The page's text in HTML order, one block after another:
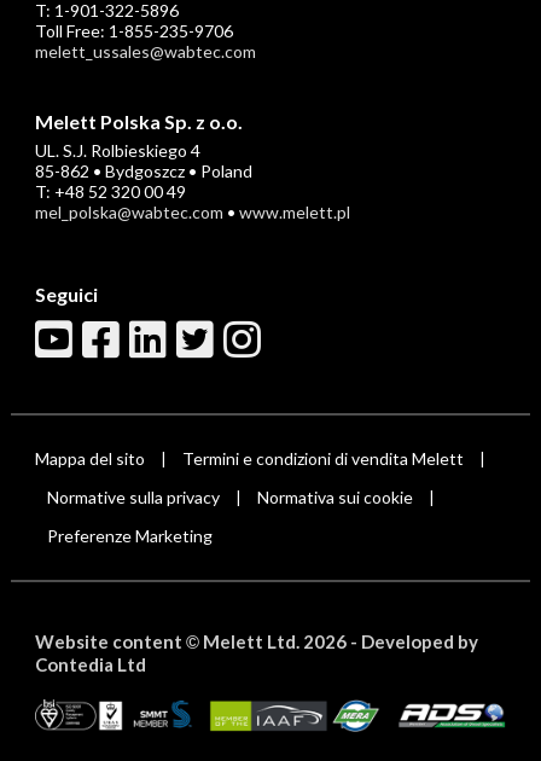
T: 1-901-322-5896
Toll Free: 1-855-235-9706
melett_ussales@wabtec.com
Melett Polska Sp. z o.o.
UL. S.J. Rolbieskiego 4
85-862 • Bydgoszcz • Poland
T: +48 52 320 00 49
mel_polska@wabtec.com • www.melett.pl
Seguici
Mappa del sito Termini e condizioni di vendita Melett
Normative sulla privacy Normativa sui cookie
Preferenze Marketing
Website content ©Melett Ltd. 2026 - Developed by
Contedia Ltd